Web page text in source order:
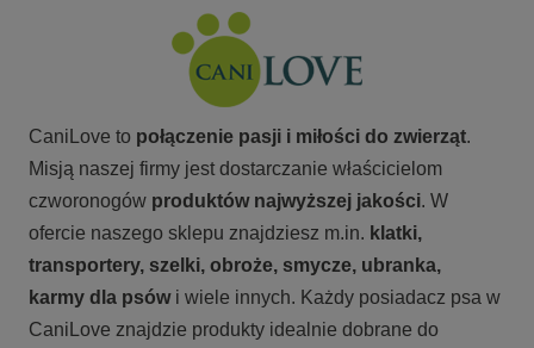
CaniLove to połączenie pasji i miłości do zwierząt.
Misją naszej firmy jest dostarczanie właścicielom
czworonogów produktów najwyższej jakości. W
ofercie naszego sklepu znajdziesz m.in. klatki,
transportery, szelki, obroże, smycze, ubranka,
karmy dla psówi wiele innych. Każdy posiadacz psa w
CaniLove znajdzie produkty idealnie dobrane do